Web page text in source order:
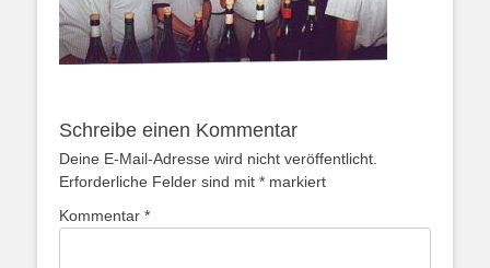
Schreibe einen Kommentar
Deine E-Mail-Adresse wird nicht veröffentlicht.
Erforderliche Felder sind mit * markiert
Kommentar *